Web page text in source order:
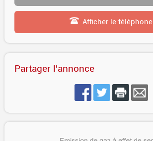
Afficher le téléphone
Partager l'annonce